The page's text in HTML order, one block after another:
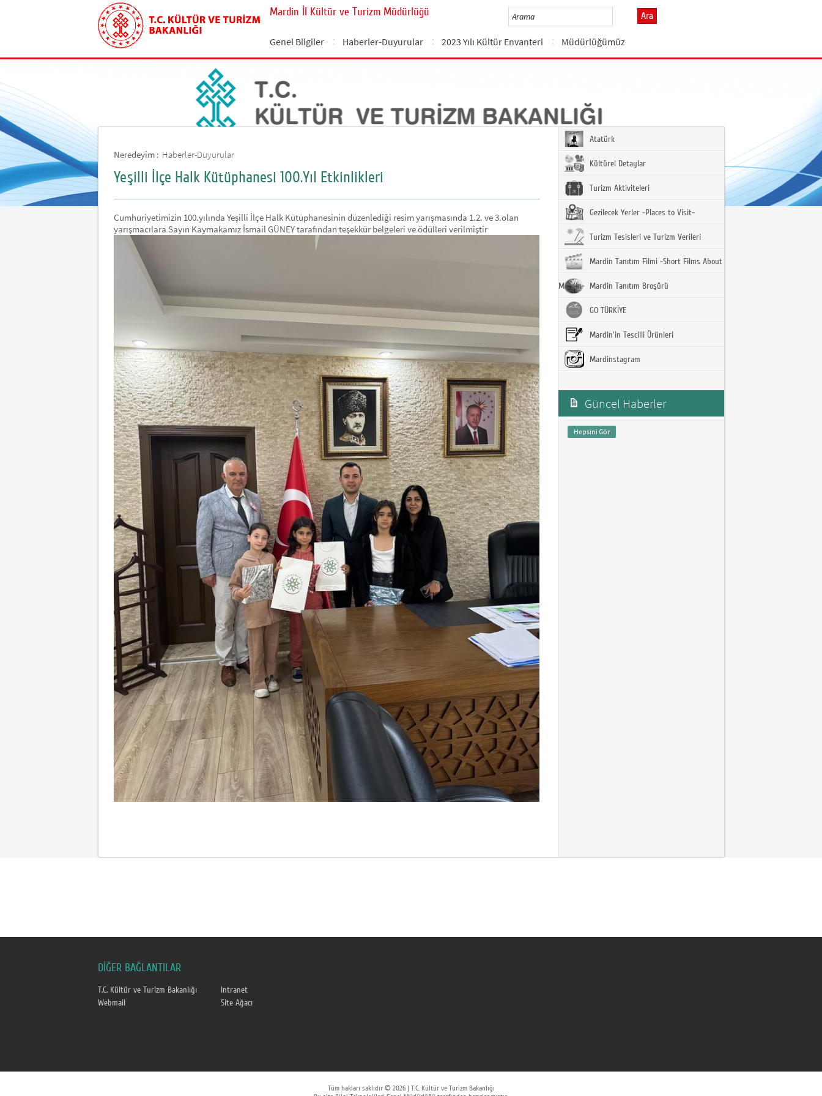
Mardin İl Kültür ve Turizm Müdürlüğü Ara
Genel Bilgiler Haberler-Duyurular 2023 Yılı Kültür Envanteri Müdürlüğümüz
Neredeyim : Haberler-Duyurular
Yeşilli İlçe Halk Kütüphanesi 100.Yıl Etkinlikleri
Cumhuriyetimizin 100.yılında Yeşilli İlçe Halk Kütüphanesinin düzenlediği resim yarışmasında 1.2. ve 3.olan
yarışmacılara Sayın Kaymakamız İsmail GÜNEY tarafından teşekkür belgeleri ve ödülleri verilmiştir
Atatürk
Kültürel Detaylar
Turizm Aktiviteleri
Gezilecek Yerler -Places to Visit-
Turizm Tesisleri ve Turizm Verileri
Mardin Tanıtım Filmi -Short Films About
Mardin- Mardin Tanıtım Broşürü
GO TÜRKİYE
Mardin'in Tescilli Ürünleri
Mardinstagram
Güncel Haberler
Hepsini Gör
DİĞER BAĞLANTILAR
T.C. Kültür ve Turizm Bakanlığı
Intranet
Webmail
Site Ağacı
Tüm hakları saklıdır © 2026 | T.C. Kültür ve Turizm Bakanlığı